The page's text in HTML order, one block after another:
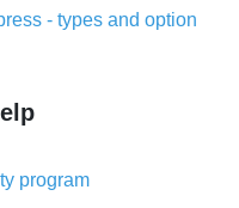
- types and option
purchases on
back for AliExpress
plugin and what are
program